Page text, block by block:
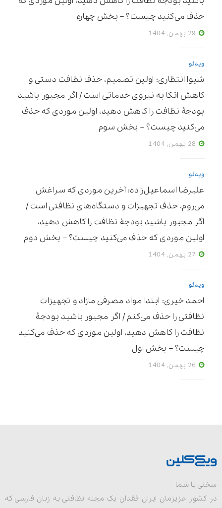
حذف می‌کنید چیست؟ – بخش چهارم
ویدئو
شیوا انتظاری: اولین تصمیم، حذف نظافت دستی و
کاهش اتکا به نیروی خدماتی است / اگر مجبور باشید
بودجۀ نظافت را کاهش دهید، اولین موردی که حذف
می‌کنید چیست؟ – بخش سوم
ویدئو
علیرضا اسماعیل‌زاده: آخرین موردی که سراغش
می‌روم، حذف تجهیزات و دستگاه‌های نظافتی است /
اگر مجبور باشید بودجۀ نظافت را کاهش دهید،
اولین موردی که حذف می‌کنید چیست؟ – بخش دوم
ویدئو
احمد خیری: ابتدا مواد مصرفی مازاد و تجهیزات
نظافتی را حذف می‌کنم / اگر مجبور باشید بودجۀ
نظافت را کاهش دهید، اولین موردی که حذف می‌کنید
چیست؟ – بخش اول
سخنی با شما
در کشور عزیزمان ایران فقدان یک مجله نظافتی به زبان فارسی که